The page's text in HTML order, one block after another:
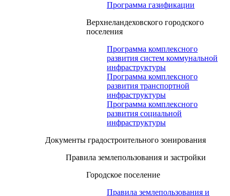
Программа газификации
Верхнеландеховского городского
поселения
Программа комплексного
развития систем коммунальной
инфраструктуры
Программа комплексного
развития транспортной
инфраструктуры
Программа комплексного
развития социальной
инфраструктуры
Документы градостроительного зонирования
Правила землепользования и застройки
Городское поселение
Правила землепользования и